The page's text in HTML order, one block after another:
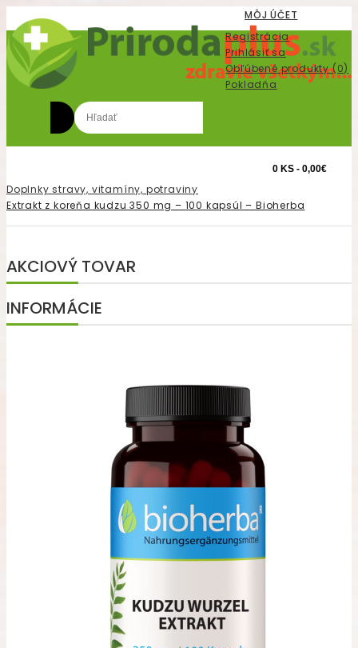
MÔJ ÚČET
Registrácia
Prihlásiť sa
Obľúbené produkty (0)
Pokladňa
0 KS - 0,00€
Doplnky stravy, vitamíny, potraviny
Extrakt z koreňa kudzu 350 mg – 100 kapsúl – Bioherba
AKCIOVÝ TOVAR
INFORMÁCIE